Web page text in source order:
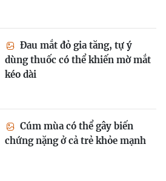
Đau mắt đỏ gia tăng, tự ý
dùng thuốc có thể khiến mờ mắt
kéo dài
Cúm mùa có thể gây biến
chứng nặng ở cả trẻ khỏe mạnh